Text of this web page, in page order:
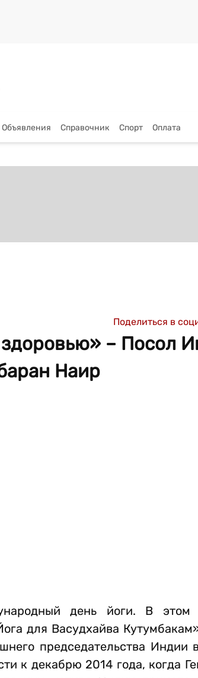
Объявления Справочник Спорт Оплата
Поделиться в
– Посол
Наир
день йоги. В этом
для Васудхайва
председательства Индии
к декабрю 2014 года, когда